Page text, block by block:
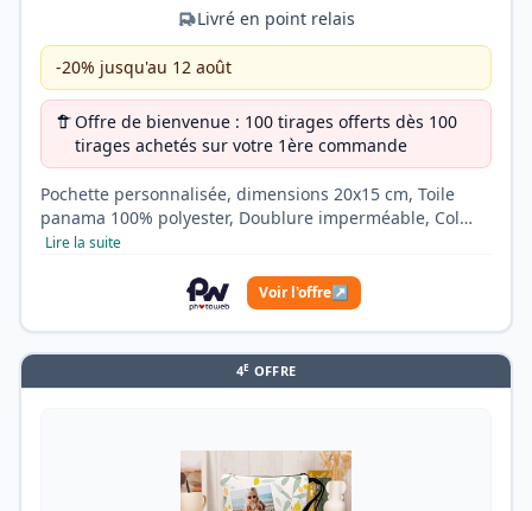
Livré en point relais
-20% jusqu'au 12 août
Offre de bienvenue : 100 tirages offerts dès 100
tirages achetés sur votre 1ère commande
Pochette personnalisée, dimensions 20x15 cm, Toile
panama 100% polyester, Doublure imperméable, Col…
Lire la suite
Voir l'offre↗
4E OFFRE